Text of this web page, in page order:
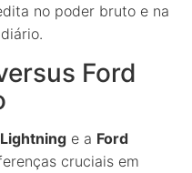
no poder bruto e na
Ford
e a Ford
cruciais em